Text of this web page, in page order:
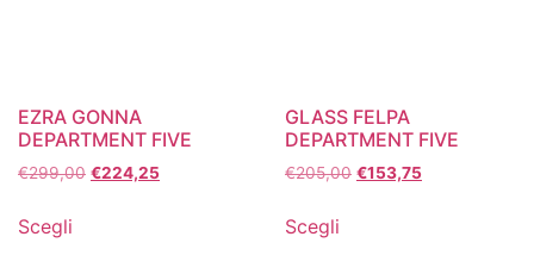
EZRA GONNA
DEPARTMENT FIVE
€299,00 €224,25
Scegli
GLASS FELPA
DEPARTMENT FIVE
€205,00 €153,75
Scegli